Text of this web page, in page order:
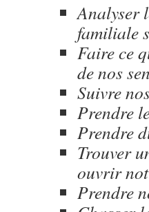
Analyser
familiale
Faire ce
de nos
Suivre
Prendre
Prendre
Trouver
ouvrir
Prendre